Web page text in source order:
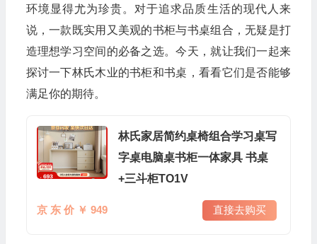
环境显得尤为珍贵。对于追求品质生活的现代人来
说，一款既实用又美观的书柜与书桌组合，无疑是打
造理想学习空间的必备之选。今天，就让我们一起来
探讨一下林氏木业的书柜和书桌，看看它们是否能够
满足你的期待。
林氏家居简约桌椅组合学习桌写
字桌电脑桌书柜一体家具 书桌
+三斗柜TO1V
京 东 价 ￥ 949 直接去购买